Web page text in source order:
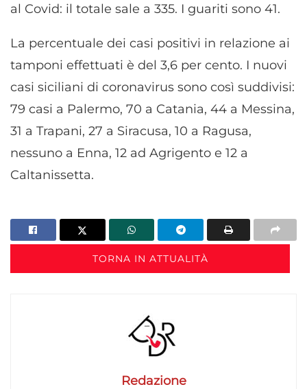
al Covid: il totale sale a 335. I guariti sono 41.
La percentuale dei casi positivi in relazione ai
tamponi effettuati è del 3,6 per cento. I nuovi
casi siciliani di coronavirus sono così suddivisi:
79 casi a Palermo, 70 a Catania, 44 a Messina,
31 a Trapani, 27 a Siracusa, 10 a Ragusa,
nessuno a Enna, 12 ad Agrigento e 12 a
Caltanissetta.
TORNA IN ATTUALITÀ
Redazione